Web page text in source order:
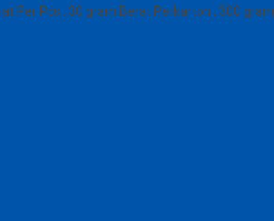
Per Pcs : 30 gram Berat Perkarton : 300 gram